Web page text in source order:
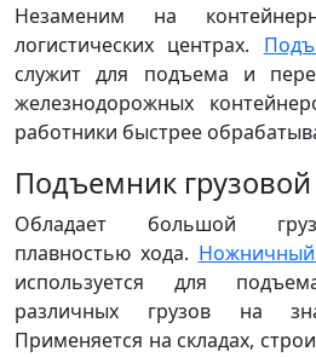
Незаменим на
логистических центрах.
служит для подъема и
железнодорожных
работники быстрее
Подъемник
Обладает большой
плавностью хода. Ножничный
используется для
различных грузов на
Применяется на складах,